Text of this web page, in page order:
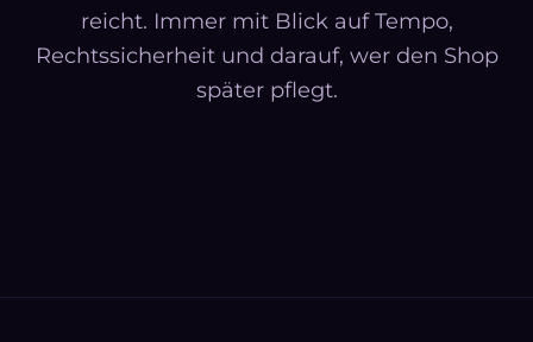
reicht. Immer mit Blick auf Tempo,
Rechtssicherheit und darauf, wer den Shop
später pflegt.